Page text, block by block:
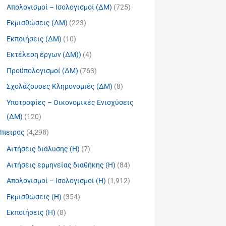
Απολογισμοί – Ισολογισμοί (ΔΜ) (725)
Εκμισθώσεις (ΔΜ) (223)
Εκποιήσεις (ΔΜ) (10)
Εκτέλεση έργων (ΔΜ)) (4)
Προϋπολογισμοί (ΔΜ) (763)
Σχολάζουσες Κληρονομιές (ΔΜ) (8)
Υποτροφίες – Οικονομικές Ενισχύσεις
(ΔΜ) (120)
(4,298)
Αιτήσεις διάλυσης (Η) (7)
Αιτήσεις ερμηνείας διαθήκης (Η) (84)
Απολογισμοί – Ισολογισμοί (Η) (1,912)
Εκμισθώσεις (Η) (354)
Εκποιήσεις (Η) (8)